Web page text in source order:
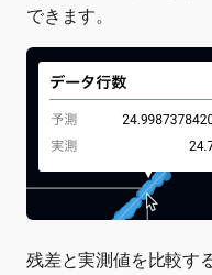
できます。
残差と実測値を比較す